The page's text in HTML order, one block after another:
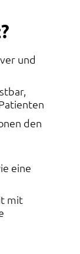
und
den
eine
mit